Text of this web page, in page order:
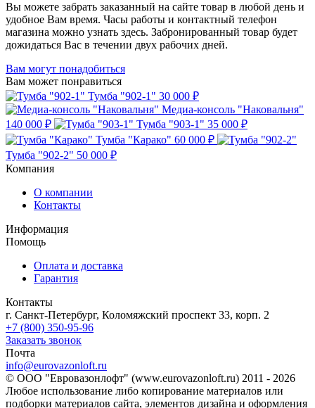
Вы можете забрать заказанный на сайте товар в любой день и
удобное Вам время. Часы работы и контактный телефон
магазина можно узнать здесь. Забронированный товар будет
дожидаться Вас в течении двух рабочих дней.
Вам могут понадобиться
Вам может понравиться
Тумба "902-1" 30 000 ₽
Медиа-консоль "Наковальня"
140 000 ₽
Тумба "903-1" 35 000 ₽
Тумба "Карако" 60 000 ₽
Тумба "902-2" 50 000 ₽
Компания
О компании
Контакты
Информация
Помощь
Оплата и доставка
Гарантия
Контакты
г. Санкт-Петербург, Коломяжский проспект 33, корп. 2
+7 (800) 350-95-96
Заказать звонок
Почта
info@eurovazonloft.ru
© ООО "Евровазонлофт" (www.eurovazonloft.ru) 2011 - 2026
Любое использование либо копирование материалов или
подборки материалов сайта, элементов дизайна и оформления